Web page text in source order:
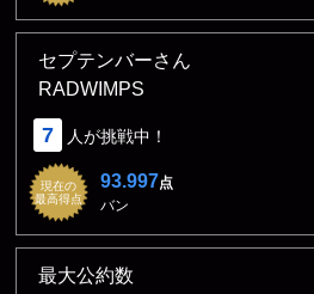
セプテンバーさん
RADWIMPS
7 人が挑戦中！
現在の
最高得点
93.997点
バン
最大公約数